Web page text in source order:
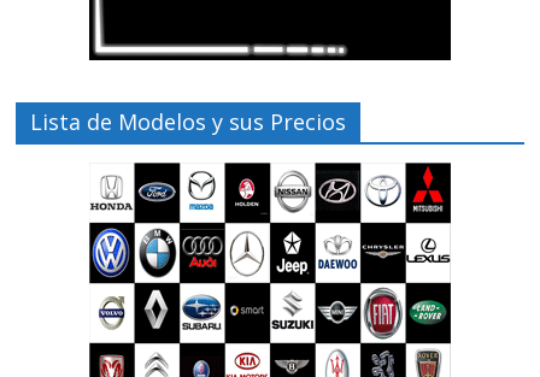
Lista de Modelos y sus Precios